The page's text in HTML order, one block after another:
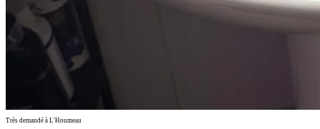
Très demandé à L'Houmeau